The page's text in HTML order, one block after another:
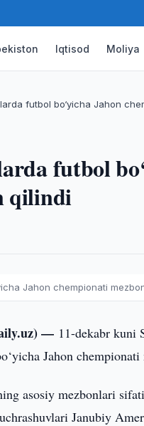
Iqtisod Moliya
futbol bo‘yicha Jahon
futbol
qilindi
Jahon chempionati
— 11-dekabr kuni
Jahon
asosiy mezbonlari
Janubiy